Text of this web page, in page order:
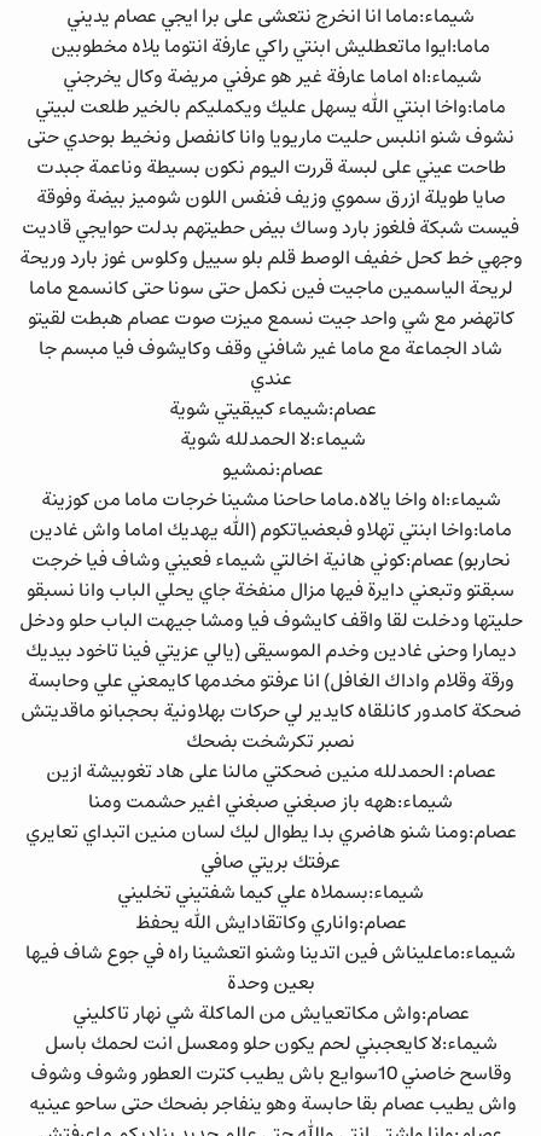
شيماء:ماما انا انخرج نتعشى على برا ايجي عصام يديني
ماما:ايوا ماتعطليش ابنتي راكي عارفة انتوما يلاه مخطوبين
شيماء:اه اماما عارفة غير هو عرفني مريضة وكال يخرجني
ماما:واخا ابنتي الله يسهل عليك ويكمليكم بالخير طلعت لبيتي
نشوف شنو انلبس حليت ماريويا وانا كانفصل ونخيط بوحدي حتى
طاحت عيني على لبسة قررت اليوم نكون بسيطة وناعمة جبدت
صايا طويلة ازرق سموي وزيف فنفس اللون شوميز بيضة وفوقة
فيست شبكة فلغوز بارد وساك بيض حطيتهم بدلت حوايجي قاديت
وجهي خط كحل خفيف الوصط قلم بلو سييل وكلوس غوز بارد وريحة
لريحة الياسمين ماجيت فين نكمل حتى سونا حتى كانسمع ماما
كاتهضر مع شي واحد جيت نسمع ميزت صوت عصام هبطت لقيتو
شاد الجماعة مع ماما غير شافني وقف وكايشوف فيا مبسم جا
عندي
عصام:شيماء كيبقيتي شوية
شيماء:لا الحمدلله شوية
عصام:نمشيو
شيماء:اه واخا يالاه.ماما حاحنا مشينا خرجات ماما من كوزينة
ماما:واخا ابنتي تهلاو فبعضياتكوم (الله يهديك اماما واش غادين
نحاربو) عصام:كوني هانية اخالتي شيماء فعيني وشاف فيا خرجت
سبقتو وتبعني دايرة فيها مزال منفخة جاي يحلي الباب وانا نسبقو
حليتها ودخلت لقا واقف كايشوف فيا ومشا جيهت الباب حلو ودخل
ديمارا وحنى غادين وخدم الموسيقى (يالي عزيتي فينا تاخود بيديك
ورقة وقلام واداك الغافل) انا عرفتو مخدمها كايمعني علي وحابسة
ضحكة كامدور كانلقاه كايدير لي حركات بهلاونية بحجبانو ماقديتش
نصبر تكرشخت بضحك
عصام: الحمدلله منين ضحكتي مالنا على هاد تغوبيشة ازين
شيماء:ههه باز صبغني صبغني اغير حشمت ومنا
عصام:ومنا شنو هاضري بدا يطوال ليك لسان منين اتبداي تعايري
عرفتك بريتي صافي
شيماء:بسملاه علي كيما شفتيني تخليني
عصام:واناري وكاتقادايش الله يحفظ
شيماء:ماعليناش فين اتدينا وشنو اتعشينا راه في جوع شاف فيها
بعين وحدة
عصام:واش مكاتعيايش من الماكلة شي نهار تاكليني
شيماء:لا كايعجبني لحم يكون حلو ومعسل انت لحمك باسل
وقاسح خاصني 10سوايع باش يطيب كترت العطور وشوف وشوف
واش يطيب عصام بقا حابسة وهو ينفاجر بضحك حتى ساحو عينيه